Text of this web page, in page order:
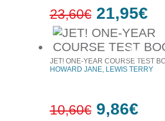
7%
έκπτωση
23,60€ 21,95€
JET! ONE-YEAR COURSE TEST
HOWARD JANE, LEWIS TERRY
10,60€ 9,86€